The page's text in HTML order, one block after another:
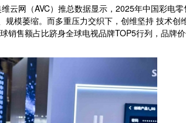
云网（AVC）推总数据显示，2025年中国彩电
模萎缩。而多重压力交织下，创维坚持 技术
售额占比跻身全球电视品牌TOP5行列，品牌